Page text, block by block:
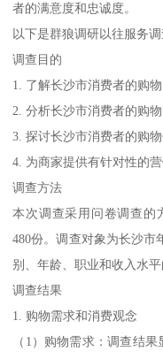
者的满意度和忠诚度。
以下是群狼调研以往服务调
调查目的
1. 了解长沙市消费者的购
2. 分析长沙市消费者的购
3. 探讨长沙市消费者的购
4. 为商家提供有针对性的营
调查方法
本次调查采用问卷调查的
480份。调查对象为长沙市
别、年龄、职业和收入水平
调查结果
1. 购物需求和消费观念
（1）购物需求：调查结